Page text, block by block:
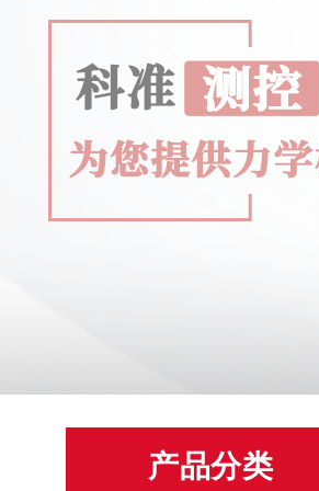
产品分类